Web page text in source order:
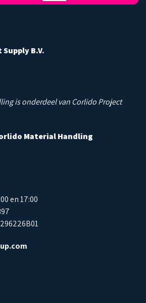
B.V.
is onderdeel van Corlido Project
Material Handling
en 17:00